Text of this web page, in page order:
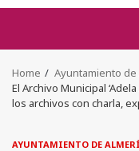
Home
Ayuntamiento de
El Archivo Municipal
los archivos con charla,
AYUNTAMIENTO DE